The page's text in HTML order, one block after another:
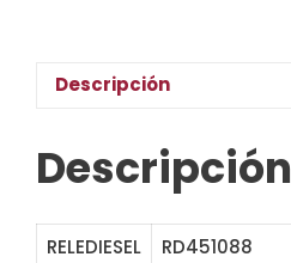
Descripción
Descripción
RELEDIESEL RD451088